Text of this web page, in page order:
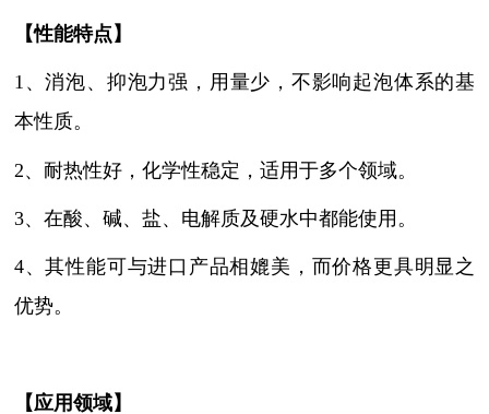
【性能特点】
1、消泡、抑泡力强，用量少，不影响起泡体系的基
本性质。
2、耐热性好，化学性稳定，适用于多个领域。
3、在酸、碱、盐、电解质及硬水中都能使用。
4、其性能可与进口产品相媲美，而价格更具明显之
优势。
【应用领域】